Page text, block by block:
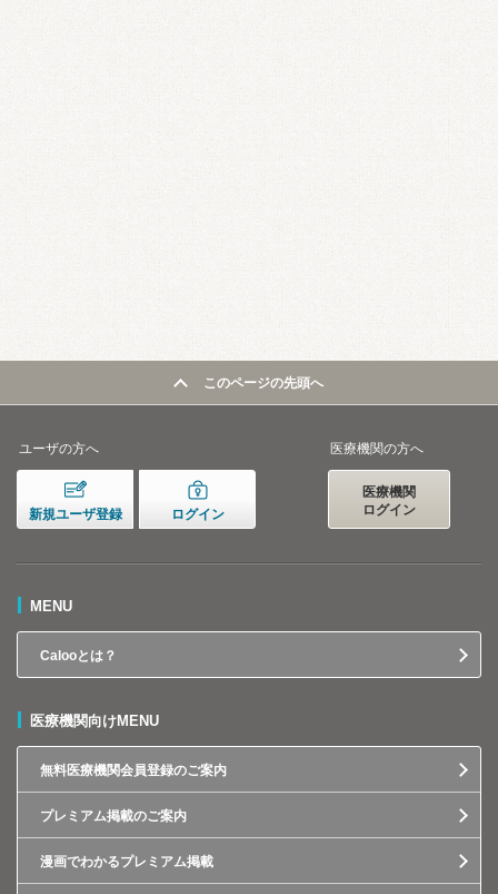
このページの先頭へ
ユーザの方へ
新規ユーザ登録 ログイン
医療機関の方へ
医療機関
ログイン
MENU
Calooとは？
医療機関向けMENU
無料医療機関会員登録のご案内
プレミアム掲載のご案内
漫画でわかるプレミアム掲載